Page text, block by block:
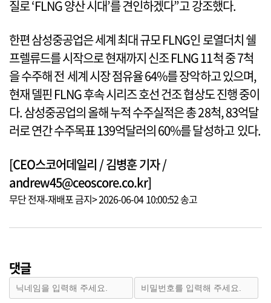
질로 ‘FLNG 양산 시대’를 견인하겠다”고 강조했다.
한편 삼성중공업은 세계 최대 규모 FLNG인 로열더치 쉘
프렐류드를 시작으로 현재까지 신조 FLNG 11척 중 7척
을 수주해 전 세계 시장 점유율 64%를 장악하고 있으며,
현재 델핀 FLNG 후속 시리즈 호선 건조 협상도 진행 중이
다. 삼성중공업의 올해 누적 수주실적은 총 28척, 83억달
러로 연간 수주목표 139억달러의 60%를 달성하고 있다.
[CEO스코어데일리 / 김병훈 기자 /
andrew45@ceoscore.co.kr]
무단 전재-재배포 금지> 2026-06-04 10:00:52 송고
댓글